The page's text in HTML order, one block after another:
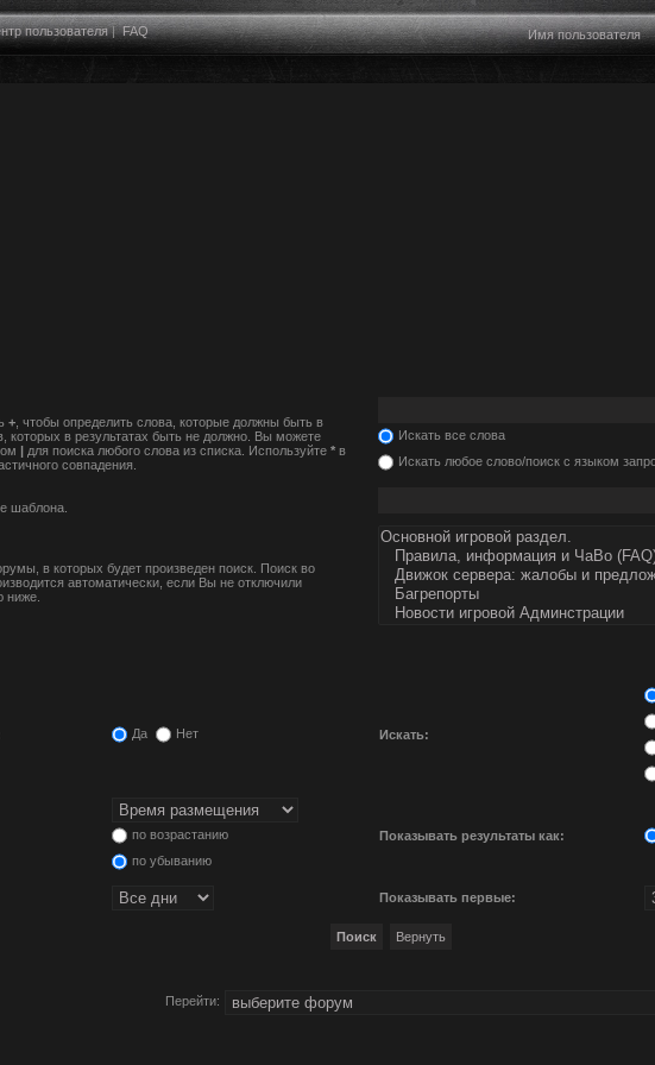
пользователя|FAQ
+ , чтобы определить слова, которые должны быть в
которых в результатах быть не должно. Вы можете
| для поиска любого слова из списка. Используйте * в
совпадения.
Искать все слова
Искать любое слово/поиск с языком
шаблона.
в которых будет произведен поиск. Поиск во
автоматически, если Вы не отключили
ниже.
Да Нет Искать:
по возрастанию
по убыванию
Показывать результаты как:
Показывать первые:
Перейти: